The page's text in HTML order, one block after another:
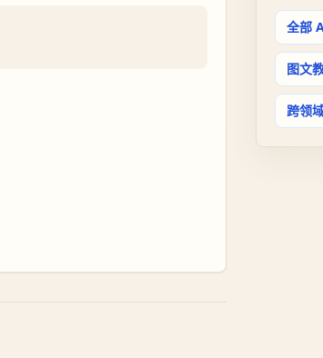
全部
图文
跨领